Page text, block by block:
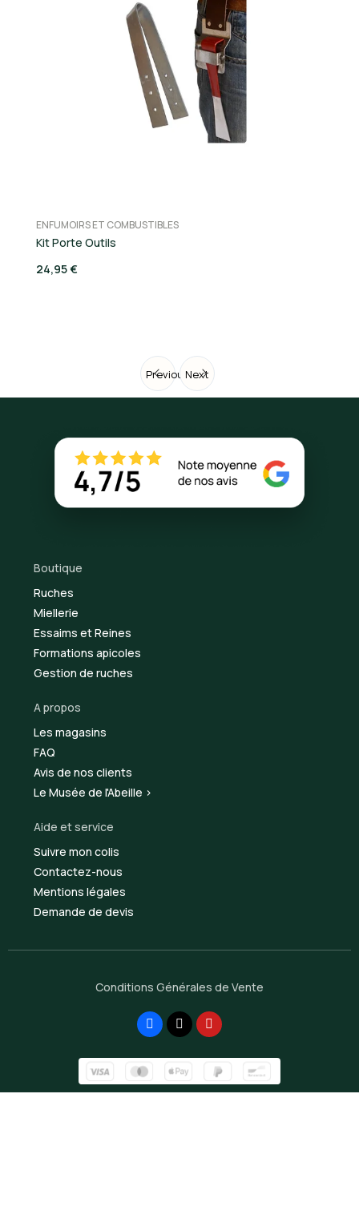
Previous
ENFUMOIRS ET COMBUSTIBLES
Kit Porte Outils
24,95 €
Next
Boutique
Ruches
Miellerie
Essaims et Reines
Formations apicoles
Gestion de ruches
A propos
Les magasins
FAQ
Avis de nos clients
Le Musée de l'Abeille >
Aide et service
Suivre mon colis
Contactez-nous
Mentions légales
Demande de devis
Conditions Générales de Vente